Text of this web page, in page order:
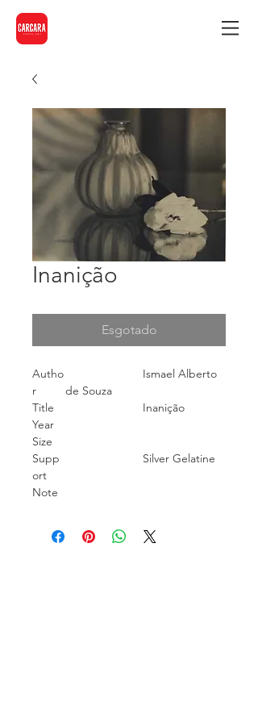
Inanição
Esgotado
Autho
r
Ismael Alberto
de Souza
Title
Inanição
Year
Size
Supp
ort
Silver Gelatine
Note